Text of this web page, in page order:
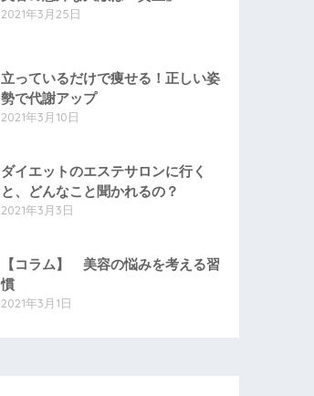
2021年3月25日
立っているだけで痩せる！正しい姿
勢で代謝アップ
2021年3月10日
ダイエットのエステサロンに行く
と、どんなこと聞かれるの？
2021年3月3日
【コラム】 美容の悩みを考える習
慣
2021年3月1日